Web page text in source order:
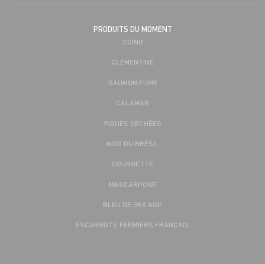
PRODUITS DU MOMENT
COING
CLÉMENTINE
SAUMON FUMÉ
CALAMAR
FIGUES SÉCHÉES
NOIX DU BRÉSIL
COURGETTE
MASCARPONE
BLEU DE GEX AOP
ESCARGOTS FERMIERS FRANÇAIS